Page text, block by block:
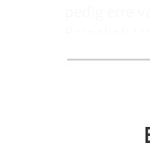
kitartó